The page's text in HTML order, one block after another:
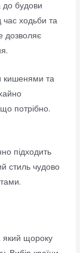
до будови
час ходьби та
дозволяє
кишенями та
потрібно.
підходить
стиль чудово
який щороку